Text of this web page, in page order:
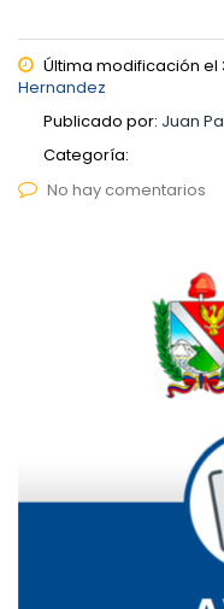
Última modificación el
Hernandez
Publicado por: Juan
Categoría:
No hay comentarios